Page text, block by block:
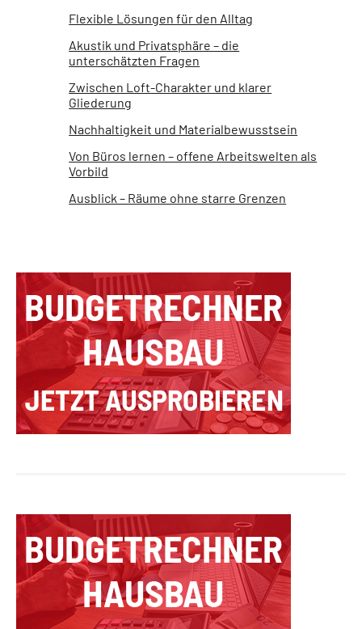
Flexible Lösungen für den Alltag
Akustik und Privatsphäre – die
unterschätzten Fragen
Zwischen Loft-Charakter und klarer
Gliederung
Nachhaltigkeit und Materialbewusstsein
Von Büros lernen – offene Arbeitswelten als
Vorbild
Ausblick – Räume ohne starre Grenzen